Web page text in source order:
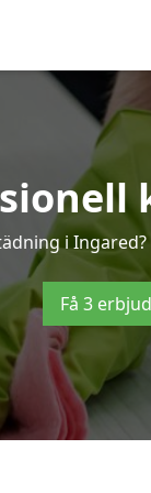
i
Få 3